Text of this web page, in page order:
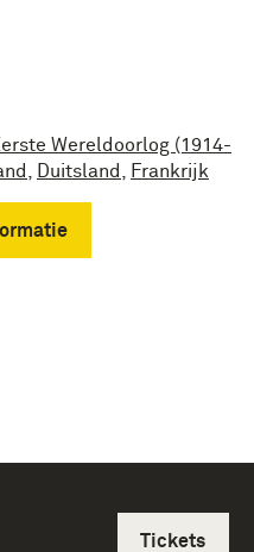
Wereldoorlog (1914-
Duitsland Frankrijk
Tickets